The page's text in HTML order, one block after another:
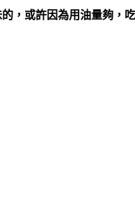
，或許因為用油量夠，